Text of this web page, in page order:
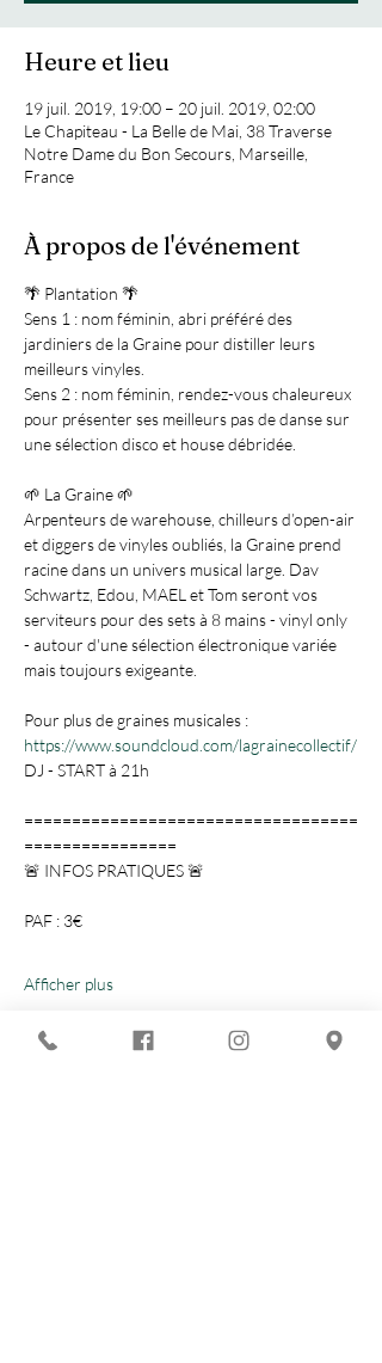
Heure et lieu
19 juil. 2019, 19:00 – 20 juil. 2019, 02:00
Le Chapiteau - La Belle de Mai, 38 Traverse
Notre Dame du Bon Secours, Marseille,
France
À propos de l'événement
🌴 Plantation 🌴
Sens 1 : nom féminin, abri préféré des
jardiniers de la Graine pour distiller leurs
meilleurs vinyles.
Sens 2 : nom féminin, rendez-vous chaleureux
pour présenter ses meilleurs pas de danse sur
🌱 La Graine 🌱
Arpenteurs de warehouse, chilleurs d’open-air
et diggers de vinyles oubliés, la Graine prend
racine dans un univers musical large. Dav
Schwartz, Edou, MAEL et Tom seront vos
serviteurs pour des sets à 8 mains - vinyl only
- autour d'une sélection électronique variée
https://www.soundcloud.com/lagrainecollectif/
===================================
================
Afficher plus